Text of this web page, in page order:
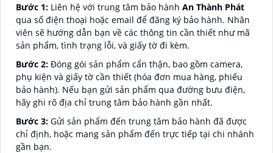
Bước 1: Liên hệ với trung tâm bảo hành An Thành Phát
qua số điện thoại hoặc email để đăng ký bảo hành. Nhân
viên sẽ hướng dẫn bạn về các thông tin cần thiết như mã
sản phẩm, tình trạng lỗi, và giấy tờ đi kèm.
Bước 2: Đóng gói sản phẩm cẩn thận, bao gồm camera,
phụ kiện và giấy tờ cần thiết (hóa đơn mua hàng, phiếu
bảo hành). Nếu bạn gửi sản phẩm qua đường bưu điện,
hãy ghi rõ địa chỉ trung tâm bảo hành gần nhất.
Bước 3: Gửi sản phẩm đến trung tâm bảo hành đã được
chỉ định, hoặc mang sản phẩm đến trực tiếp tại chi nhánh
gần bạn.